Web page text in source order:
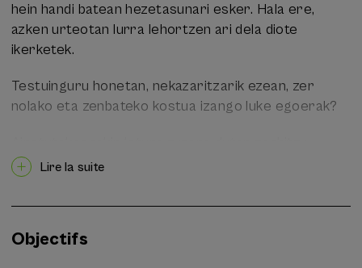
hein handi batean hezetasunari esker. Hala ere,
azken urteotan lurra lehortzen ari dela diote
ikerketek.
Testuinguru honetan, nekazaritzarik ezean, zer
nolako eta zenbateko kostua izango luke egoerak?
ekosistemikoak —bereziki CO₂ xurgatzen laguntzen
horien balioa aitortu eta, ahal den neurrian, jarduera
Lire la suite
Objectifs